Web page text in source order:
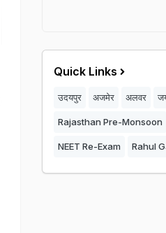
Quick Links
उदयपुर अजमेर अलवर
Rajasthan Pre-Monsoon
NEET Re-Exam Rahul